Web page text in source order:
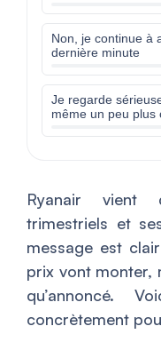
Non, je continue à
dernière minute
Je regarde
même un peu plus
Ryanair vient
trimestriels et
message est
prix vont monter,
qu’annoncé.
concrètement